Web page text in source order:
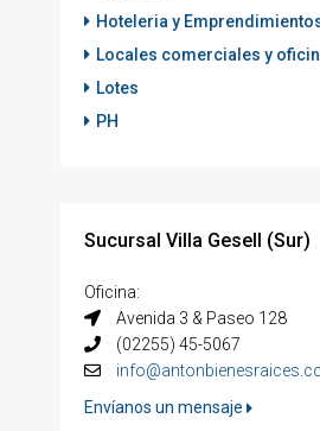
Hoteleria y
Locales comerciales y
Lotes
PH
Sucursal Villa Gesell (Sur)
Oficina:
Avenida 3 & Paseo 128
(02255) 45-5067
Envíanos un mensaje